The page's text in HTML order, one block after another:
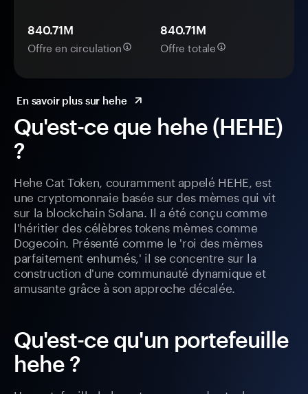
Qu'est-ce que hehe (HEHE)
?
Hehe Cat Token, couramment appelé HEHE, est
une cryptomonnaie basée sur des mèmes qui vit
sur la blockchain Solana. Il a été conçu comme
l'héritier des célèbres tokens mèmes comme
Dogecoin. Présenté comme le 'roi des mèmes
parfaitement enhumés,' il se concentre sur la
construction d'une communauté dynamique et
amusante grâce à son approche décalée.
Qu'est-ce qu'un portefeuille
hehe ?
840.71M
Offre en circulation
840.71M
Offre totale
En savoir plus sur hehe